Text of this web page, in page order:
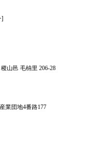
]
山邑 毛枾里 206-28
業団地4番路177